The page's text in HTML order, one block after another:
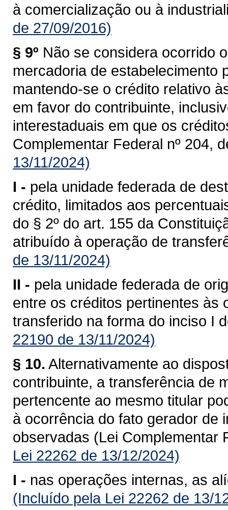
à comercialização ou à
de 27/09/2016)
§ 9º Não se considera ocorrido
mercadoria de estabelecimento
mantendo-se o crédito relativo
em favor do contribuinte,
interestaduais em que os
Complementar Federal nº 204,
13/11/2024)
I - pela unidade federada de
crédito, limitados aos
do § 2º do art. 155 da
atribuído à operação de
de 13/11/2024)
II - pela unidade federada de
entre os créditos pertinentes às
transferido na forma do inciso I
22190 de 13/11/2024)
§ 10. Alternativamente ao
contribuinte, a transferência de
pertencente ao mesmo titular
à ocorrência do fato gerador de
observadas (Lei Complementar
Lei 22262 de 13/12/2024)
I - nas operações internas, as
(Incluído pela Lei 22262 de 13/